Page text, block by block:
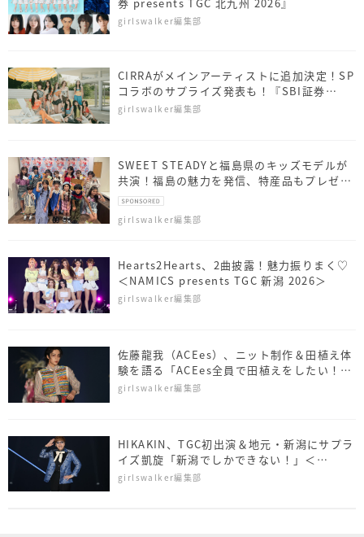
girlswalker編集部
CIRRAがメインアーティストに追加決定！SP
コラボのサプライズ発表も！『SBI証券
presents TGC 北九州 2026』
girlswalker編集部
SWEET STEADYと福島県のキッズモデルが
共演！福島の魅力を発信、特産品もプレゼン
ト
girlswalker編集部
Hearts2Hearts、2曲披露！魅力振りまく♡
＜NAMICS presents TGC 新潟 2026＞
girlswalker編集部
佐藤⿓我（ACEes）、ニット制作＆田植え体
験を語る「ACEes全員で田植えをしたい！」
＜NAMICS presents TGC 新潟 2026＞
girlswalker編集部
HIKAKIN、TGC初出演＆地元・新潟にサプラ
イズ凱旋「新潟でしかできない！」＜
NAMICS presents TGC 新潟 2026＞
girlswalker編集部